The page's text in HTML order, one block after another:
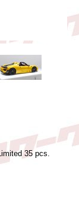
35 pcs.